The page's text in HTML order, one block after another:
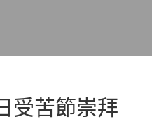
受苦節崇拜